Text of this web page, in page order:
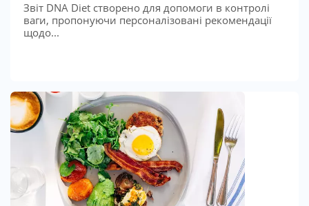
Звіт DNA Diet створено для допомоги в контролі
ваги, пропонуючи персоналізовані рекомендації
щодо...